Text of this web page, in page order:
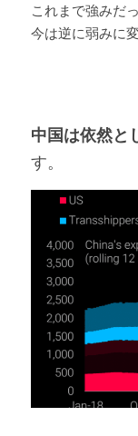
これまで強みだ
今は逆に弱みに
中国は依然と
す。